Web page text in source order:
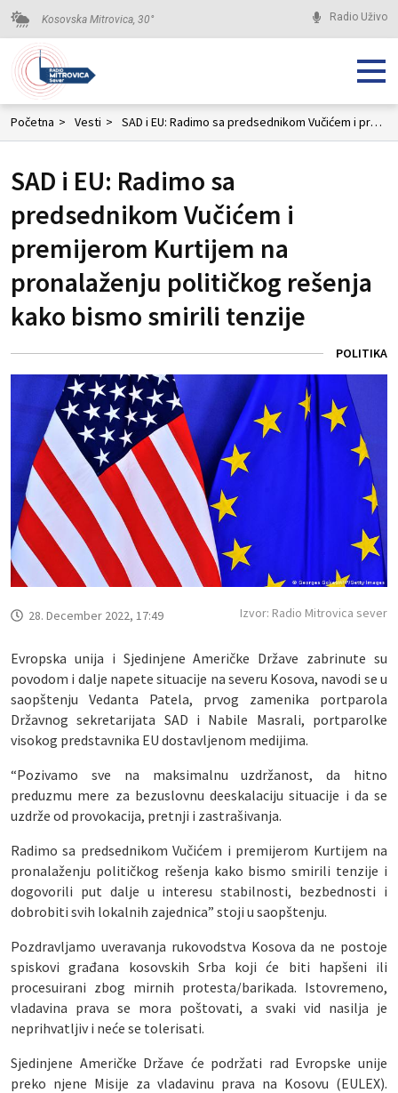
Kosovska Mitrovica, 30° Radio Uživo
Početna > Vesti > SAD i EU: Radimo sa predsednikom Vučićem i premijerom Kurtijem na pronalaženju političkog rešenja kako bismo smirili tenzije
SAD i EU: Radimo sa
predsednikom Vučićem i
premijerom Kurtijem na
pronalaženju političkog rešenja
kako bismo smirili tenzije
POLITIKA
28. December 2022, 17:49 Izvor: Radio Mitrovica sever
Evropska unija i Sjedinjene Američke Države zabrinute su
povodom i dalje napete situacije na severu Kosova, navodi se u
saopštenju Vedanta Patela, prvog zamenika portparola
Državnog sekretarijata SAD i Nabile Masrali, portparolke
visokog predstavnika EU dostavljenom medijima.
“Pozivamo sve na maksimalnu uzdržanost, da hitno
preduzmu mere za bezuslovnu deeskalaciju situacije i da se
uzdrže od provokacija, pretnji i zastrašivanja.
Radimo sa predsednikom Vučićem i premijerom Kurtijem na
pronalaženju političkog rešenja kako bismo smirili tenzije i
dogovorili put dalje u interesu stabilnosti, bezbednosti i
dobrobiti svih lokalnih zajednica” stoji u saopštenju.
Pozdravljamo uveravanja rukovodstva Kosova da ne postoje
spiskovi građana kosovskih Srba koji će biti hapšeni ili
procesuirani zbog mirnih protesta/barikada. Istovremeno,
vladavina prava se mora poštovati, a svaki vid nasilja je
neprihvatljiv i neće se tolerisati.
Sjedinjene Američke Države će podržati rad Evropske unije
preko njene Misije za vladavinu prava na Kosovu (EULEX).